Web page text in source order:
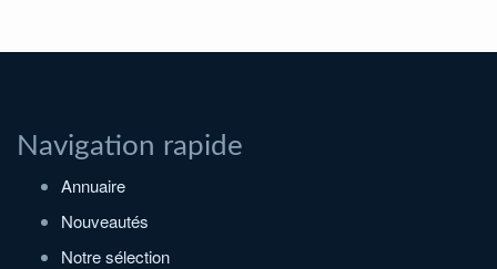
Navigation rapide
Annuaire
Nouveautés
Notre sélection